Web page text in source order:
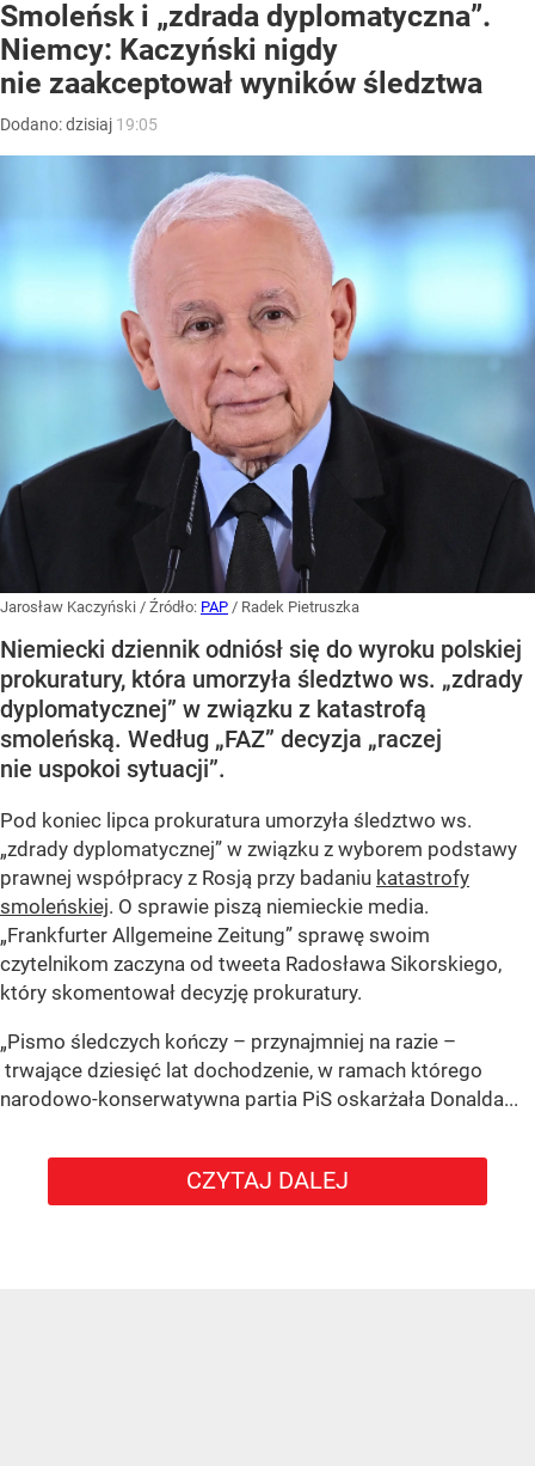
Smoleńsk i „zdrada dyplomatyczna”.
Niemcy: Kaczyński nigdy
nie zaakceptował wyników śledztwa
Dodano:dzisiaj 19:05
Jarosław Kaczyński / Źródło: PAP / Radek Pietruszka
Niemiecki dziennik odniósł się do wyroku polskiej
prokuratury, która umorzyła śledztwo ws. „zdrady
dyplomatycznej” w związku z katastrofą
smoleńską. Według „FAZ” decyzja „raczej
nie uspokoi sytuacji”.
Pod koniec lipca prokuratura umorzyła śledztwo ws.
„zdrady dyplomatycznej” w związku z wyborem podstawy
prawnej współpracy z Rosją przy badaniu katastrofy
smoleńskiej. O sprawie piszą niemieckie media.
„Frankfurter Allgemeine Zeitung” sprawę swoim
czytelnikom zaczyna od tweeta Radosława Sikorskiego,
który skomentował decyzję prokuratury.
„Pismo śledczych kończy – przynajmniej na razie –
trwające dziesięć lat dochodzenie, w ramach którego
narodowo-konserwatywna partia PiS oskarżała Donalda...
CZYTAJ DALEJ